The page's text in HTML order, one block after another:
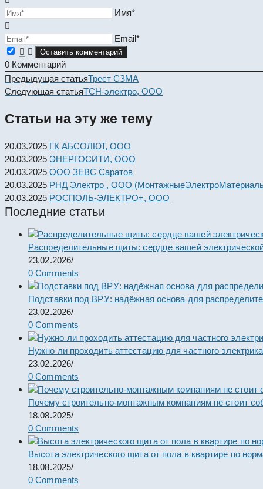
Имя*
Email*
0 Комментарий
Read
more
Предыдущая статьяТрест СЗМА
Следующая статьяТСН-электро, ООО
Статьи на эту же тему
20.03.2025 ГК АБСОЛЮТ, ООО
20.03.2025 ЭНЕРГОСИТИ, ООО
20.03.2025 ООО ЗЕВС Саратов
20.03.2025 РНД Электро , ООО
20.03.2025 РОСПОЛЬ-ЭЛЕКТРО+, ООО
Последние статьи
Распределительные щиты: сердце вашей
23.02.2026/
0 Comments
Подставки под ВРУ: надёжная основа для
23.02.2026/
0 Comments
Нужно ли проходить аттестацию для частного
23.02.2026/
0 Comments
Почему строительно-монтажным компаниям не стоит
18.08.2025/
0 Comments
Высота электрического щита от пола в квартире по
18.08.2025/
0 Comments